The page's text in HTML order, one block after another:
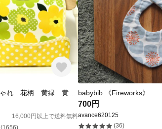
16,000円以上で送料無料
babybib 《Fireworks》
700円
avance620125
(36)